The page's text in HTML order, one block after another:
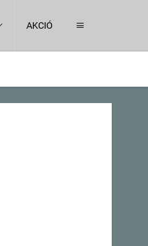
AKCIÓ 